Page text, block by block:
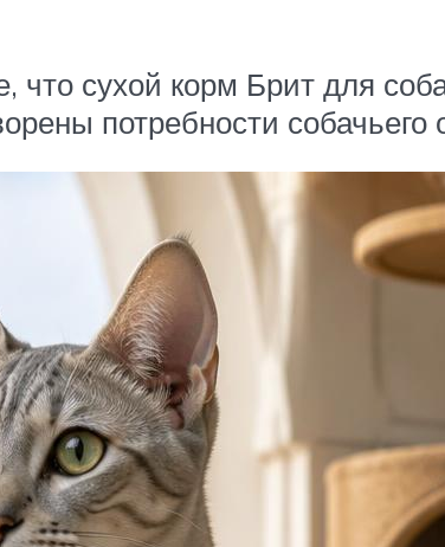
что сухой корм Брит для
потребности